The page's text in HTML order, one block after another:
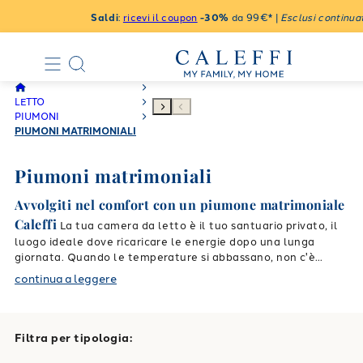
Saldi: ricevi il coupon -30% da 99€* | Esclusi
LETTO
PIUMONI
PIUMONI MATRIMONIALI
Piumoni matrimoniali
Avvolgiti nel comfort con un piumone matrimoniale
Caleffi La tua camera da letto è il tuo santuario privato, il
luogo ideale dove ricaricare le energie dopo una lunga
giornata. Quando le temperature si abbassano, non c'è
sensazione più piacevole che rifugiarsi nel tepore della propria
casa. Scegliere il giusto
accogliere non solo un semplice elemento di biancheria, ma un
continua a leggere
Filtra per tipologia: